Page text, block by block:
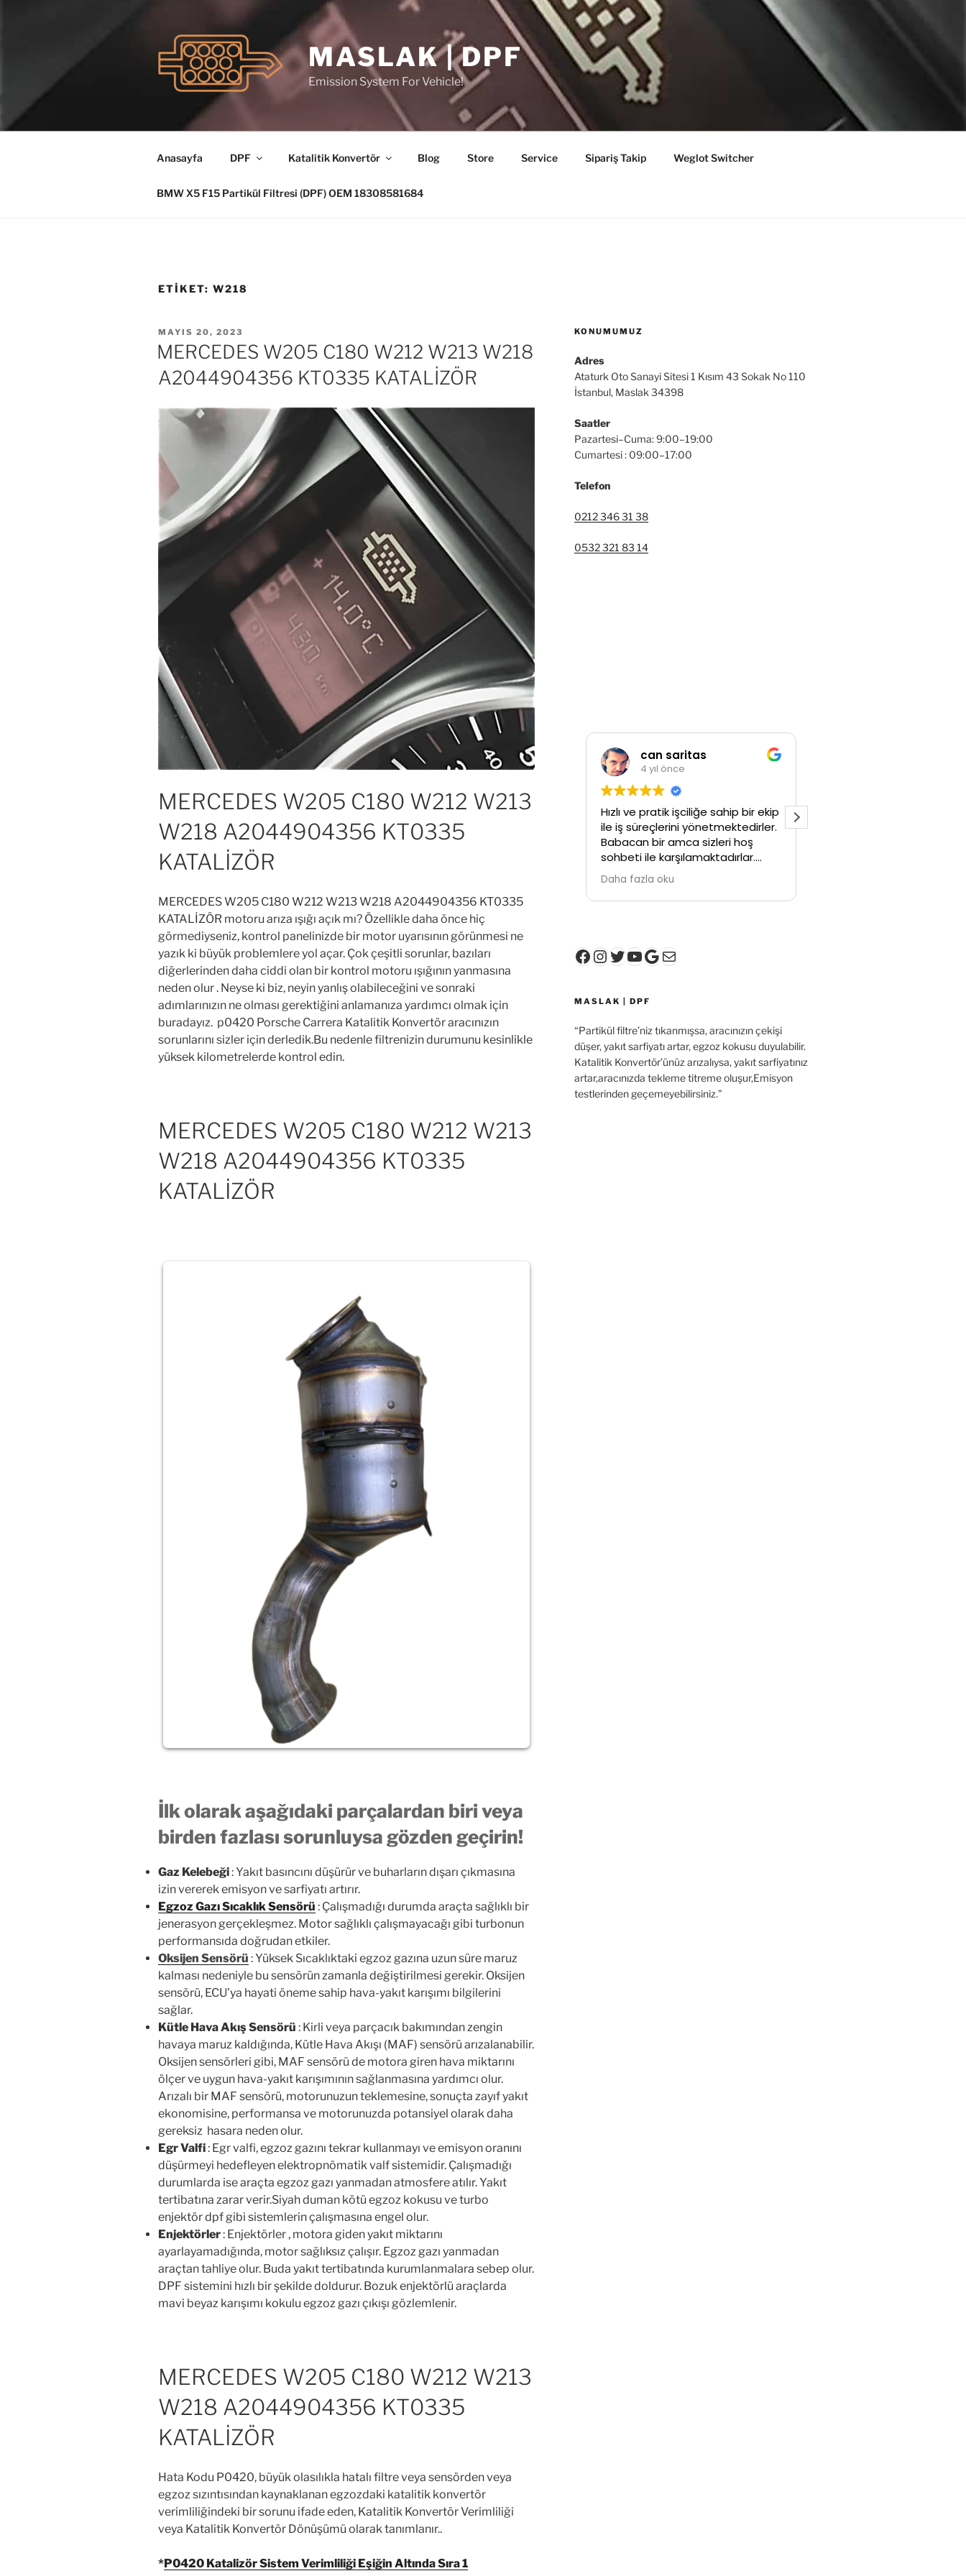
MASLAK | DPF
Emission System For Vehicle!
Anasayfa DPF Katalitik Konvertör Blog Store Service Sipariş Takip Weglot Switcher
BMW X5 F15 Partikül Filtresi (DPF) OEM 18308581684
ETIKET: W218
YAYIM
TARIHI
MAYIS 20, 2023
MERCEDES W205 C180 W212 W213 W218
A2044904356 KT0335 KATALİZÖR
MERCEDES W205 C180 W212 W213
W218 A2044904356 KT0335
KATALİZÖR
MERCEDES W205 C180 W212 W213 W218 A2044904356 KT0335
KATALİZÖR motoru arıza ışığı açık mı? Özellikle daha önce hiç
görmediyseniz, kontrol panelinizde bir motor uyarısının görünmesi ne
yazık ki büyük problemlere yol açar. Çok çeşitli sorunlar, bazıları
diğerlerinden daha ciddi olan bir kontrol motoru ışığının yanmasına
neden olur . Neyse ki biz, neyin yanlış olabileceğini ve sonraki
adımlarınızın ne olması gerektiğini anlamanıza yardımcı olmak için
buradayız. p0420 Porsche Carrera Katalitik Konvertör aracınızın
sorunlarını sizler için derledik.Bu nedenle filtrenizin durumunu kesinlikle
yüksek kilometrelerde kontrol edin.
MERCEDES W205 C180 W212 W213
W218 A2044904356 KT0335
KATALİZÖR
İlk olarak aşağıdaki parçalardan biri veya
birden fazlası sorunluysa gözden geçirin!
Gaz Kelebeği: Yakıt basıncını düşürür ve buharların dışarı çıkmasına
izin vererek emisyon ve sarfiyatı artırır.
Egzoz Gazı Sıcaklık Sensörü : Çalışmadığı durumda araçta sağlıklı bir
jenerasyon gerçekleşmez. Motor sağlıklı çalışmayacağı gibi turbonun
performansıda doğrudan etkiler.
Oksijen Sensörü : Yüksek Sıcaklıktaki egzoz gazına uzun süre maruz
kalması nedeniyle bu sensörün zamanla değiştirilmesi gerekir. Oksijen
sensörü, ECU’ya hayati öneme sahip hava-yakıt karışımı bilgilerini
sağlar.
Kütle Hava Akış Sensörü : Kirli veya parçacık bakımından zengin
havaya maruz kaldığında, Kütle Hava Akışı (MAF) sensörü arızalanabilir.
Oksijen sensörleri gibi, MAF sensörü de motora giren hava miktarını
ölçer ve uygun hava-yakıt karışımının sağlanmasına yardımcı olur.
Arızalı bir MAF sensörü, motorunuzun teklemesine, sonuçta zayıf yakıt
ekonomisine, performansa ve motorunuzda potansiyel olarak daha
gereksiz hasara neden olur.
Egr Valfi: Egr valfi, egzoz gazını tekrar kullanmayı ve emisyon oranını
düşürmeyi hedefleyen elektropnömatik valf sistemidir. Çalışmadığı
durumlarda ise araçta egzoz gazı yanmadan atmosfere atılır. Yakıt
tertibatına zarar verir.Siyah duman kötü egzoz kokusu ve turbo
enjektör dpf gibi sistemlerin çalışmasına engel olur.
Enjektörler: Enjektörler , motora giden yakıt miktarını
ayarlayamadığında, motor sağlıksız çalışır. Egzoz gazı yanmadan
araçtan tahliye olur. Buda yakıt tertibatında kurumlanmalara sebep olur.
DPF sistemini hızlı bir şekilde doldurur. Bozuk enjektörlü araçlarda
mavi beyaz karışımı kokulu egzoz gazı çıkışı gözlemlenir.
MERCEDES W205 C180 W212 W213
W218 A2044904356 KT0335
KATALİZÖR
Hata Kodu P0420, büyük olasılıkla hatalı filtre veya sensörden veya
egzoz sızıntısından kaynaklanan egzozdaki katalitik konvertör
verimliliğindeki bir sorunu ifade eden, Katalitik Konvertör Verimliliği
veya Katalitik Konvertör Dönüşümü olarak tanımlanır..
*P0420 Katalizör Sistem Verimliliği Eşiğin Altında Sıra 1
KONUMUMUZ
Adres
Ataturk Oto Sanayi Sitesi 1 Kısım 43 Sokak No 110
İstanbul, Maslak 34398
Saatler
Pazartesi–Cuma: 9:00–19:00
Cumartesi : 09:00–17:00
Telefon
0212 346 31 38
0532 321 83 14
can saritas
4 yıl önce
Hızlı ve pratik işciliğe sahip bir ekip
ile iş süreçlerini yönetmektedirler.
Babacan bir amca sizleri hoş
sohbeti ile karşılamaktadırlar.
Temiz işcilikleri için teşekkürler.
Daha fazla oku
Facebook
Instagram
Twitter
YouTube
Google
E-posta
MASLAK | DPF
“Partikül filtre’niz tıkanmışsa, aracınızın çekişi
düşer, yakıt sarfiyatı artar, egzoz kokusu duyulabilir.
Katalitik Konvertör’ünüz arızalıysa, yakıt sarfiyatınız
artar,aracınızda tekleme titreme oluşur,Emisyon
testlerinden geçemeyebilirsiniz.”